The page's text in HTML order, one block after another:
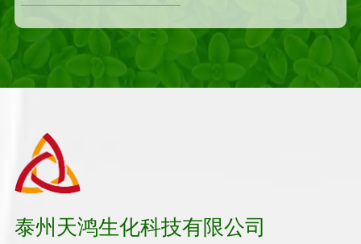
泰州天鸿生化科技有限公司